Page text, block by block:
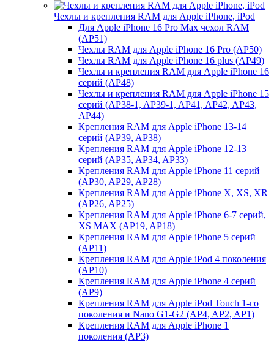
Чехлы и крепления RAM для Apple iPhone, iPod
Для Apple iPhone 16 Pro Max чехол RAM
(AP51)
Чехлы RAM для Apple iPhone 16 Pro (AP50)
Чехлы RAM для Apple iPhone 16 plus (AP49)
Чехлы и крепления RAM для Apple iPhone 16
серий (AP48)
Чехлы и крепления RAM для Apple iPhone 15
серий (AP38-1, AP39-1, AP41, AP42, AP43,
AP44)
Крепления RAM для Apple iPhone 13-14
серий (AP39, AP38)
Крепления RAM для Apple iPhone 12-13
серий (AP35, AP34, AP33)
Крепления RAM для Apple iPhone 11 серий
(AP30, AP29, AP28)
Крепления RAM для Apple iPhone X, XS, XR
(AP26, AP25)
Крепления RAM для Apple iPhone 6-7 серий,
XS MAX (AP19, AP18)
Крепления RAM для Apple iPhone 5 серий
(AP11)
Крепления RAM для Apple iPod 4 поколения
(AP10)
Крепления RAM для Apple iPhone 4 серий
(AP9)
Крепления RAM для Apple iPod Touch 1-го
поколения и Nano G1-G2 (AP4, AP2, AP1)
Крепления RAM для Apple iPhone 1
поколения (AP3)